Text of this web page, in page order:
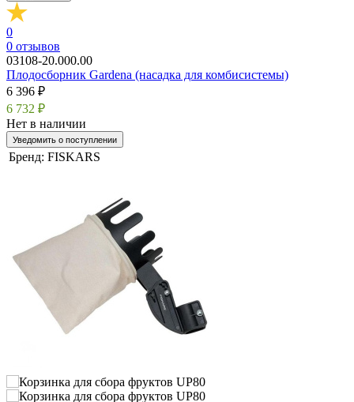
0
0 отзывов
03108-20.000.00
Плодосборник Gardena (насадка для комбисистемы)
6 396 ₽
6 732 ₽
Нет в наличии
Уведомить о поступлении
Бренд: FISKARS